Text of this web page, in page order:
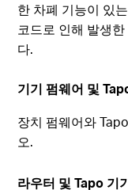
한 차폐 기능이 있
코드로 인해 발생
다.
기기 펌웨어 및
장치 펌웨어와
오.
라우터 및 Tapo 기